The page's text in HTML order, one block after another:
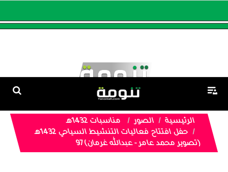
الرئيسية الصور
مناسبات 1432هـ
حفل افتتاح فعاليات التنشيط السياحي 1432هـ
(تصوير محمد عامر - عبدالله غرمان)97